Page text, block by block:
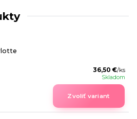
36,50 €/ks
Skladom
Zvoliť variant